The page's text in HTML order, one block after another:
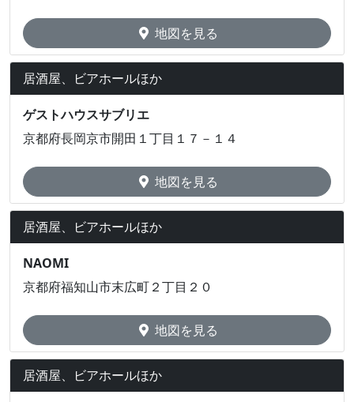
地図を見る
居酒屋、ビアホールほか
ゲストハウスサブリエ
京都府長岡京市開田１丁目１７－１４
地図を見る
居酒屋、ビアホールほか
NAOMI
京都府福知山市末広町２丁目２０
地図を見る
居酒屋、ビアホールほか